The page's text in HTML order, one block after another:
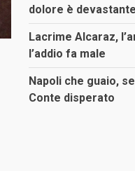
dolore è devastante
Lacrime Alcaraz,
l’addio fa male
Napoli che guaio,
Conte disperato